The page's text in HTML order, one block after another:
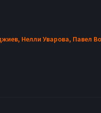
Нелли Уварова, Павел